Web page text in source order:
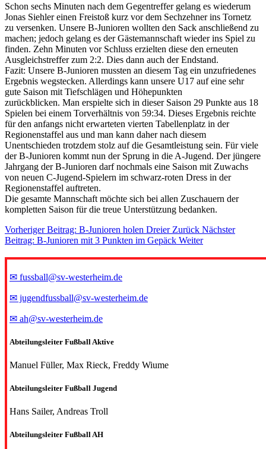
Schon sechs Minuten nach dem Gegentreffer gelang es wiederum
Jonas Siehler einen Freistoß kurz vor dem Sechzehner ins Tornetz
zu versenken. Unsere B-Junioren wollten den Sack anschließend zu
machen; jedoch gelang es der Gästemannschaft wieder ins Spiel zu
finden. Zehn Minuten vor Schluss erzielten diese den erneuten
Ausgleichstreffer zum 2:2. Dies dann auch der Endstand.
Fazit: Unsere B-Junioren mussten an diesem Tag ein unzufriedenes
Ergebnis wegstecken. Allerdings kann unsere U17 auf eine sehr
gute Saison mit Tiefschlägen und Höhepunkten
zurückblicken. Man erspielte sich in dieser Saison 29 Punkte aus 18
Spielen bei einem Torverhältnis von 59:34. Dieses Ergebnis reichte
für den anfangs nicht erwarteten vierten Tabellenplatz in der
Regionenstaffel aus und man kann daher nach diesem
Unentschieden trotzdem stolz auf die Gesamtleistung sein. Für viele
der B-Junioren kommt nun der Sprung in die A-Jugend. Der jüngere
Jahrgang der B-Junioren darf nochmals eine Saison mit Zuwachs
von neuen C-Jugend-Spielern im schwarz-roten Dress in der
Regionenstaffel auftreten.
Die gesamte Mannschaft möchte sich bei allen Zuschauern der
kompletten Saison für die treue Unterstützung bedanken.
Vorheriger Beitrag: B-Junioren holen Dreier Zurück Nächster
Beitrag: B-Junioren mit 3 Punkten im Gepäck Weiter
✉ fussball@sv-westerheim.de
✉ jugendfussball@sv-westerheim.de
✉ ah@sv-westerheim.de
Abteilungsleiter Fußball Aktive
Manuel Füller, Max Rieck, Freddy Wiume
Abteilungsleiter Fußball Jugend
Hans Sailer, Andreas Troll
Abteilungsleiter Fußball AH